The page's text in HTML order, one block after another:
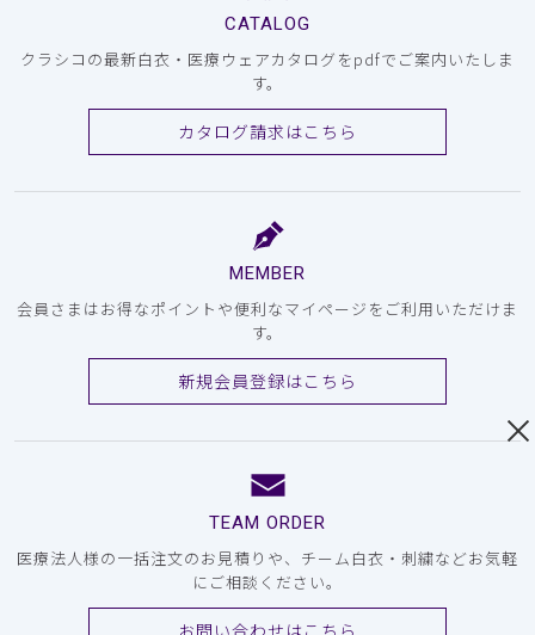
CATALOG
クラシコの最新白衣・医療ウェアカタログをpdfでご案内いたしま
す。
カタログ請求はこちら
MEMBER
会員さまはお得なポイントや便利なマイページをご利用いただけま
す。
新規会員登録はこちら
TEAM ORDER
医療法人様の一括注文のお見積りや、チーム白衣・刺繍などお気軽
にご相談ください。